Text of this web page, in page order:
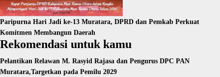
Paripurna Hari Jadi ke-13 Muratara, DPRD dan Pemkab Perkuat
Komitmen Membangun Daerah
Rekomendasi untuk kamu
Pelantikan Relawan M. Rasyid Rajasa dan Pengurus DPC PAN
Muratara,Targetkan pada Pemilu 2029